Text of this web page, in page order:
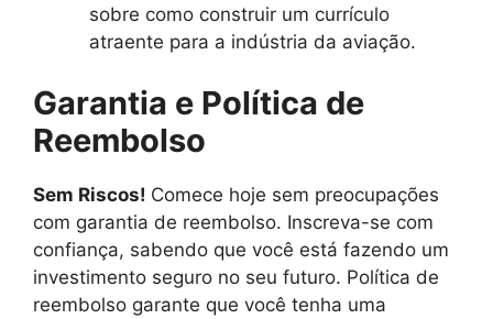
sobre como construir um currículo
atraente para a indústria da aviação.
Garantia e Política de
Reembolso
Sem Riscos! Comece hoje sem preocupações
com garantia de reembolso. Inscreva-se com
confiança, sabendo que você está fazendo um
investimento seguro no seu futuro. Política de
reembolso garante que você tenha uma